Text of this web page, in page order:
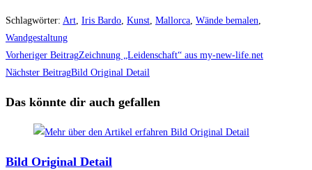
Schlagwörter: Art, Iris Bardo, Kunst, Mallorca, Wände bemalen,
Wandgestaltung
Weitere
Artikel
ansehen
Vorheriger BeitragZeichnung „Leidenschaft“ aus my-new-life.net
Nächster BeitragBild Original Detail
Das könnte dir auch gefallen
Bild Original Detail